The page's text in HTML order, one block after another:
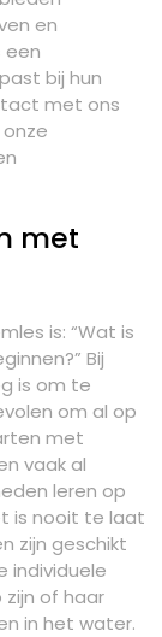
en
een
bij hun
met ons
met
is: “Wat is
Bij
is om te
om al op
met
vaak al
leren op
is nooit te laat
zijn geschikt
individuele
of haar
in het water.